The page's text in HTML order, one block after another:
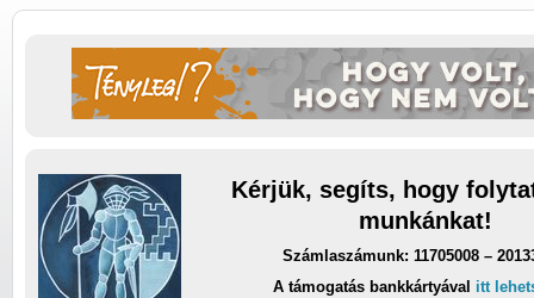
Kérjük, segíts, hogy
munkánkat!
Számlaszámunk: 11705008 –
A támogatás bankkártyával itt